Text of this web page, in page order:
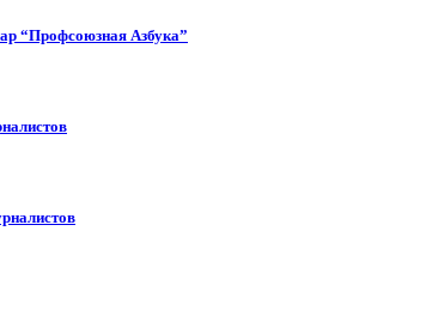
“Профсоюзная Азбука”